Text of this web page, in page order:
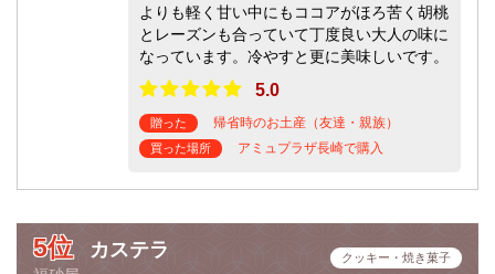
よりも軽く甘い中にもココアがほろ苦く胡桃
とレーズンも合っていて丁度良い大人の味に
なっています。冷やすと更に美味しいです。
5.0
贈った 帰省時のお土産（友達・親族）
買った場所 アミュプラザ長崎で購入
5位 カステラ クッキー・焼き菓子